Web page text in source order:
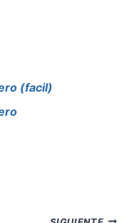
(facil)